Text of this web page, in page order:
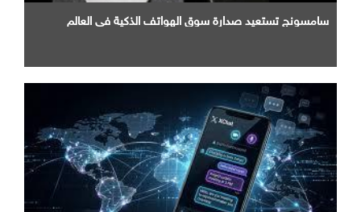
سامسونج تستعيد صدارة سوق الهواتف الذكية في العالم